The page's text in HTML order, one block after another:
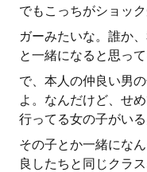
でもこっちがショック
ガーみたいな。誰か
と一緒になると思っ
で、本人の仲良い男
よ。なんだけど、せ
行ってる女の子がいる
その子とか一緒にな
良したちと同じクラ